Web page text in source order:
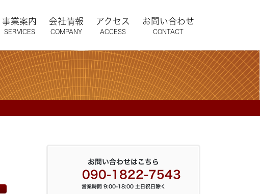
事業案内
SERVICES
会社情報
COMPANY
アクセス
ACCESS
お問い合わせ
CONTACT
お問い合わせはこちら
090-1822-7543
営業時間 9:00-18:00 土日祝日除く